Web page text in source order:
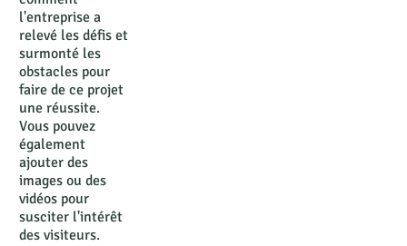
l'entreprise a
relevé les défis et
surmonté les
obstacles pour
faire de ce projet
une réussite.
Vous pouvez
également
ajouter des
images ou des
vidéos pour
susciter l'intérêt
des visiteurs.